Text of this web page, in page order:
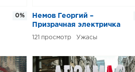
0%
Немов Георгий –
Призрачная электричка
121 Ужасы